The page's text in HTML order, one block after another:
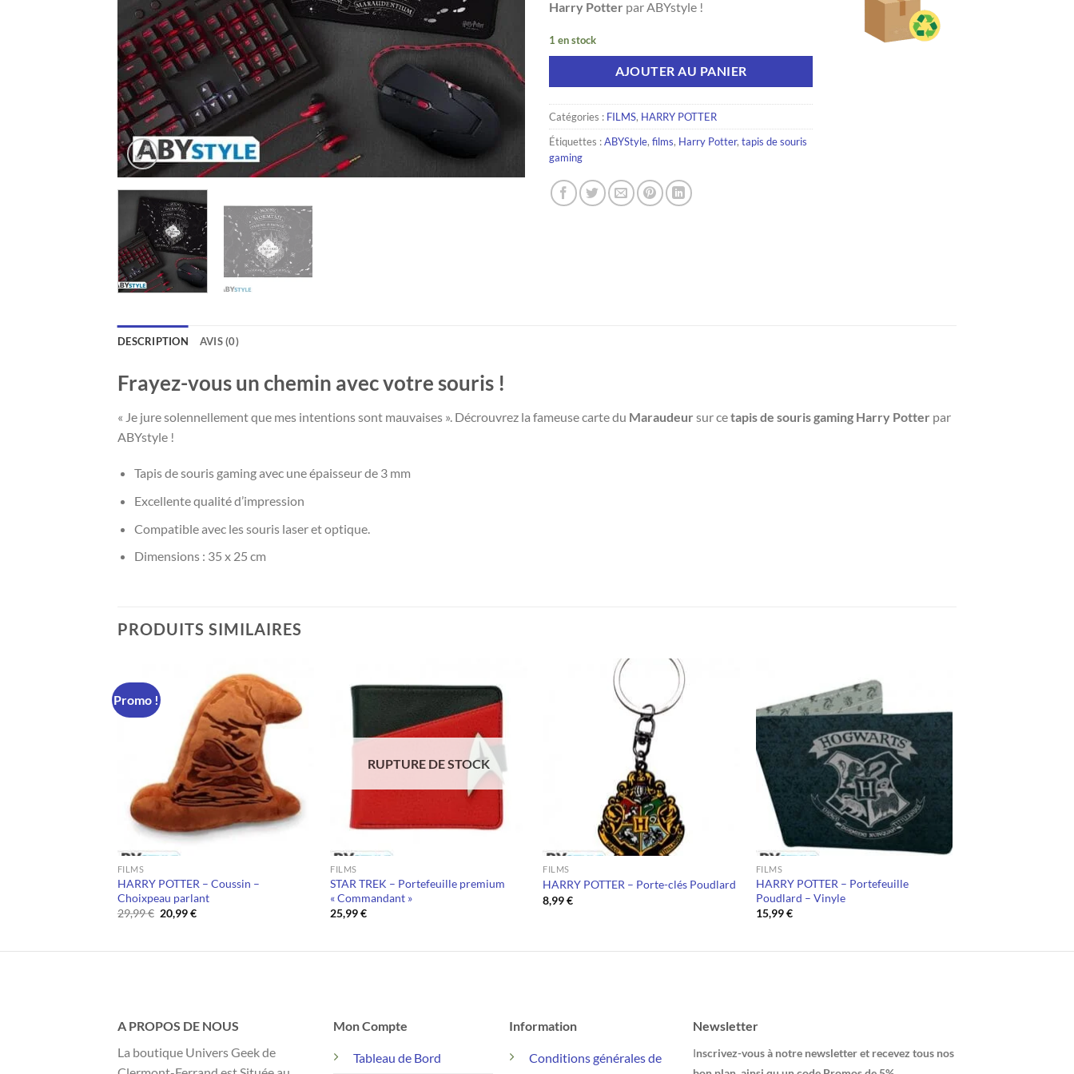
Harry Potter par ABYstyle !
1 en stock
AJOUTER AU PANIER
Catégories : FILMS, HARRY POTTER
Étiquettes :ABYStyle, films, Harry Potter, tapis de souris
gaming
DESCRIPTION AVIS (0)
Frayez-vous un chemin avec votre souris !
« Je jure solennellement que mes intentions sont mauvaises ». Décrouvrez la fameuse carte du Maraudeur sur cetapis de souris gaming Harry Potter par
ABYstyle !
Tapis de souris gaming avec une épaisseur de 3 mm
Excellente qualité d’impression
Compatible avec les souris laser et optique.
Dimensions : 35 x 25 cm
PRODUITS SIMILAIRES
Promo !
FILMS
HARRY POTTER – Coussin –
Choixpeau parlant
29,99€ Le
prix
20,99€Le
RUPTURE DE STOCK
FILMS
STAR TREK – Portefeuille premium
« Commandant »
25,99€
FILMS
HARRY POTTER – Porte-clés Poudlard
8,99€
FILMS
HARRY POTTER – Portefeuille
Poudlard – Vinyle
15,99€
A PROPOS DE NOUS
La boutique Univers Geek de
Mon Compte
Tableau de Bord
Information
Conditions générales de
Newsletter
Inscrivez-vous à notre newsletter et recevez tous nos